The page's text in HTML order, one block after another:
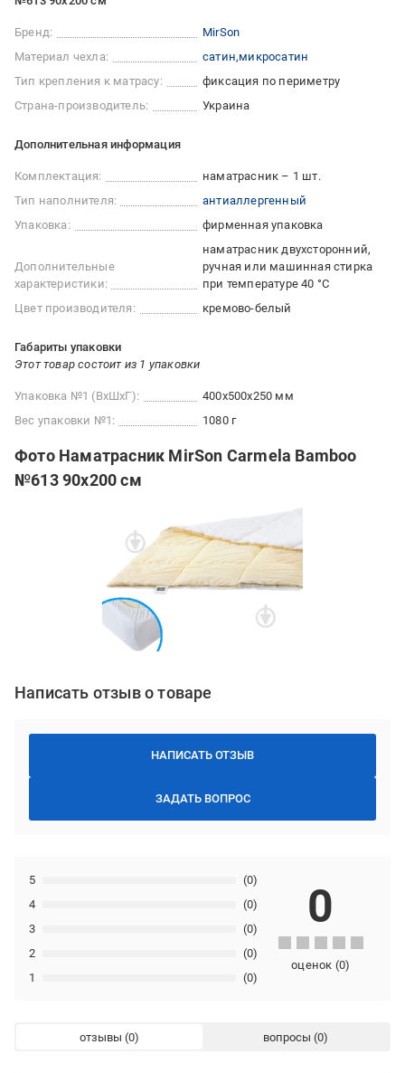
Бренд:
MirSon
Материал чехла:
сатин микросатин
Тип крепления к матрасу:
фиксация по периметру
Страна-производитель:
Украина
Дополнительная информация
Комплектация:
наматрасник – 1 шт.
Тип наполнителя:
антиаллергенный
Упаковка:
фирменная упаковка
Дополнительные
характеристики:
наматрасник двухсторонний
ручная или машинная стирка
при температуре 40 °C
Цвет производителя:
кремово-белый
Габариты упаковки
Этот товар состоит из 1 упаковки
Упаковка №1 (ВхШхГ):
400x500x250 мм
Вес упаковки №1:
1080 г
Фото Наматрасник MirSon Carmela Bamboo
№613 90x200 см
Написать отзыв о товаре
НАПИСАТЬ ОТЗЫВ
ЗАДАТЬ ВОПРОС
1 (0)
2 (0)
3 (0)
4 (0)
5 (0)
0
оценок (0)
отзывы вопросы